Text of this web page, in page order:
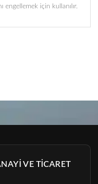
engellemek için kullanılır.
VE TİCARET